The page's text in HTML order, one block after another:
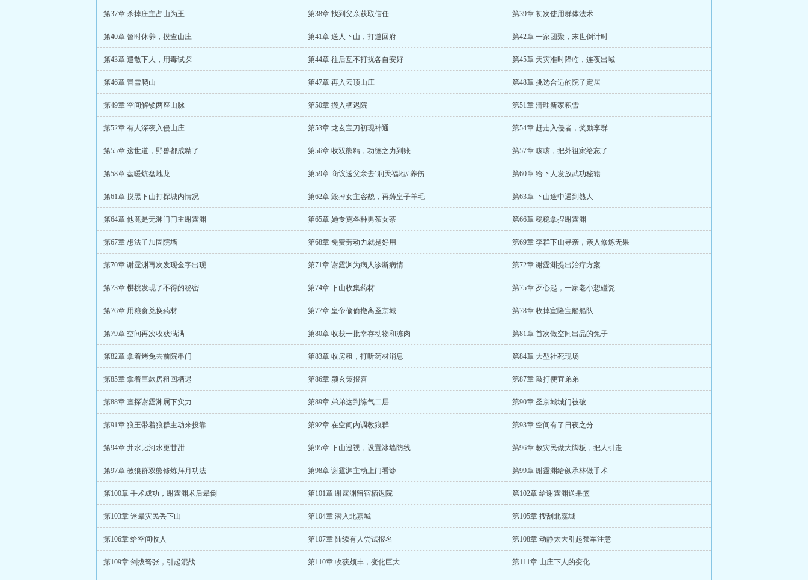
第37章 杀掉庄主占山为王 第38章 找到父亲获取信任 第39章 初次使用群体法术
第40章 暂时休养，摸查山庄 第41章 送人下山，打道回府 第42章 一家团聚，末世倒计时
第43章 遣散下人，用毒试探 第44章 往后互不打扰各自安好 第45章 天灾准时降临，连夜出城
第46章 冒雪爬山 第47章 再入云顶山庄 第48章 挑选合适的院子定居
第49章 空间解锁两座山脉 第50章 搬入栖迟院 第51章 清理新家积雪
第52章 有人深夜入侵山庄 第53章 龙玄宝刀初现神通 第54章 赶走入侵者，奖励李群
第55章 这世道，野兽都成精了 第56章 收双熊精，功德之力到账 第57章 咳咳，把外祖家给忘了
第58章 盘暖炕盘地龙 第59章 商议送父亲去‘洞天福地\’养伤 第60章 给下人发放武功秘籍
第61章 摸黑下山打探城内情况 第62章 毁掉女主容貌，再薅皇子羊毛 第63章 下山途中遇到熟人
第64章 他竟是无渊门门主谢霆渊 第65章 她专克各种男茶女茶 第66章 稳稳拿捏谢霆渊
第67章 想法子加固院墙 第68章 免费劳动力就是好用 第69章 李群下山寻亲，亲人修炼无果
第70章 谢霆渊再次发现金字出现 第71章 谢霆渊为病人诊断病情 第72章 谢霆渊提出治疗方案
第73章 樱桃发现了不得的秘密 第74章 下山收集药材 第75章 歹心起，一家老小想碰瓷
第76章 用粮食兑换药材 第77章 皇帝偷偷撤离圣京城 第78章 收掉宣隆宝船船队
第79章 空间再次收获满满 第80章 收获一批幸存动物和冻肉 第81章 首次做空间出品的兔子
第82章 拿着烤兔去前院串门 第83章 收房租，打听药材消息 第84章 大型社死现场
第85章 拿着巨款房租回栖迟 第86章 颜玄策报喜 第87章 敲打便宜弟弟
第88章 查探谢霆渊属下实力 第89章 弟弟达到练气二层 第90章 圣京城城门被破
第91章 狼王带着狼群主动来投靠 第92章 在空间内调教狼群 第93章 空间有了日夜之分
第94章 井水比河水更甘甜 第95章 下山巡视，设置冰墙防线 第96章 教灾民做大脚板，把人引走
第97章 教狼群双熊修炼拜月功法 第98章 谢霆渊主动上门看诊 第99章 谢霆渊给颜承林做手术
第100章 手术成功，谢霆渊术后晕倒 第101章 谢霆渊留宿栖迟院 第102章 给谢霆渊送果篮
第103章 迷晕灾民丢下山 第104章 潜入北嘉城 第105章 搜刮北嘉城
第106章 给空间收人 第107章 陆续有人尝试报名 第108章 动静太大引起禁军注意
第109章 剑拔弩张，引起混战 第110章 收获颇丰，变化巨大 第111章 山庄下人的变化